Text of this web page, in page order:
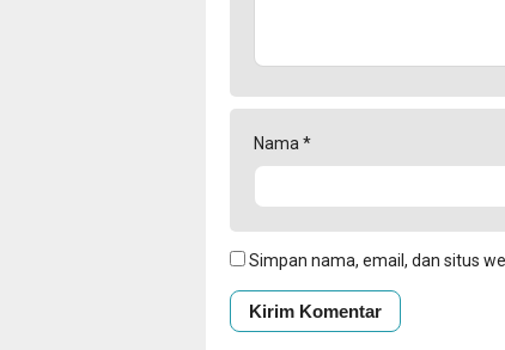
Nama*
Simpan nama, email, dan situs